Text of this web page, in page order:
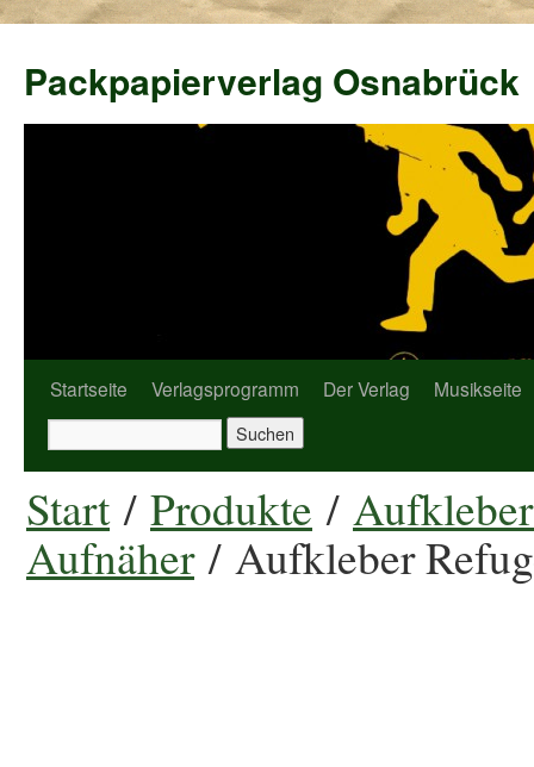
Packpapierverlag Osnabrück
Startseite Verlagsprogramm Der Verlag Musikseite
Start/ Produkte /
Aufnäher/ Aufkleber